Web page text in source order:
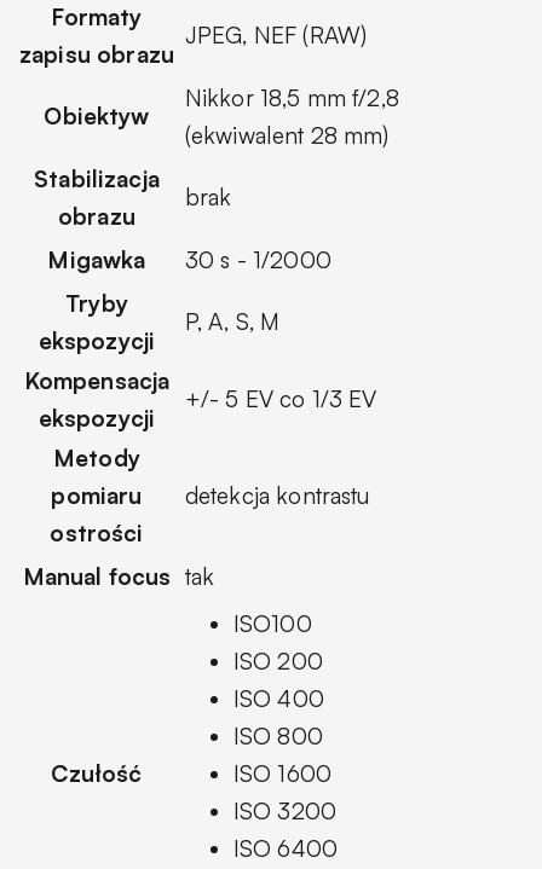
Formaty
zapisu obrazu
JPEG, NEF (RAW)
Obiektyw
Nikkor 18,5 mm f/2,8
(ekwiwalent 28 mm)
Stabilizacja
obrazu
brak
Migawka
30 s - 1/2000
Tryby
ekspozycji
P, A, S, M
Kompensacja
ekspozycji
+/- 5 EV co 1/3 EV
Metody
pomiaru
ostrości
detekcja kontrastu
Manual focus tak
Czułość
ISO100
ISO 200
ISO 400
ISO 800
ISO 1600
ISO 3200
ISO 6400